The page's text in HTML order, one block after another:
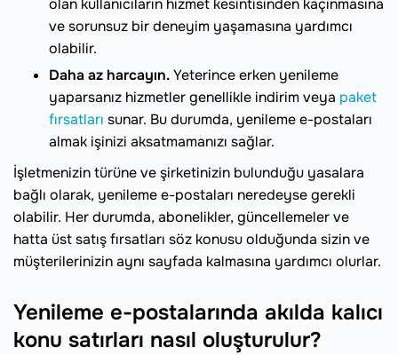
olan kullanıcıların hizmet kesintisinden kaçınmasına
ve sorunsuz bir deneyim yaşamasına yardımcı
olabilir.
Daha az harcayın.Yeterince erken yenileme
yaparsanız hizmetler genellikle indirim veya paket
fırsatları sunar. Bu durumda, yenileme e-postaları
almak işinizi aksatmamanızı sağlar.
İşletmenizin türüne ve şirketinizin bulunduğu yasalara
bağlı olarak, yenileme e-postaları neredeyse gerekli
olabilir. Her durumda, abonelikler, güncellemeler ve
hatta üst satış fırsatları söz konusu olduğunda sizin ve
müşterilerinizin aynı sayfada kalmasına yardımcı olurlar.
Yenileme e-postalarında akılda kalıcı
konu satırları nasıl oluşturulur?